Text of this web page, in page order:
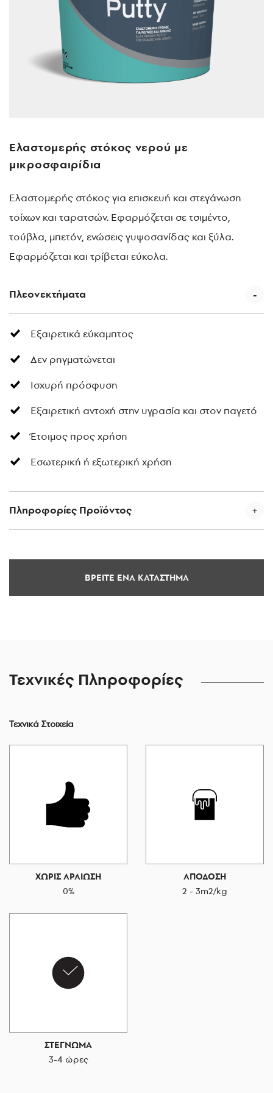
Ελαστομερής στόκος νερού με
μικροσφαιρίδια
Ελαστομερής στόκος για επισκευή και στεγάνωση
τοίχων και ταρατσών. Εφαρμόζεται σε τσιμέντο,
τούβλα, μπετόν, ενώσεις γυψοσανίδας και ξύλα.
Εφαρμόζεται και τρίβεται εύκολα.
Πλεονεκτήματα
Εξαιρετικά εύκαμπτος
Δεν ρηγματώνεται
Ισχυρή πρόσφυση
Εξαιρετική αντοχή στην υγρασία και στον παγετό
Έτοιμος προς χρήση
Eσωτερική ή εξωτερική χρήση
Πληροφορίες Προϊόντος
ΒΡΕΙΤΕ ΕΝΑ ΚΑΤΑΣΤΗΜΑ
Τεχνικές Πληροφορίες
Τεχνικά Στοιχεία
ΧΩΡΙΣ ΑΡΑΙΩΣΗ
0%
ΑΠΟΔΟΣΗ
2 - 3m2/kg
ΣΤΕΓΝΩΜΑ
3-4 ώρες